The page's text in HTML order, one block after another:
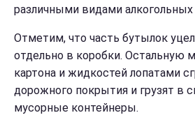
различными видами алкогольных
Отметим, что часть бутылок
отдельно в коробки. Остальную
картона и жидкостей лопатами
дорожного покрытия и грузят в
мусорные контейнеры.